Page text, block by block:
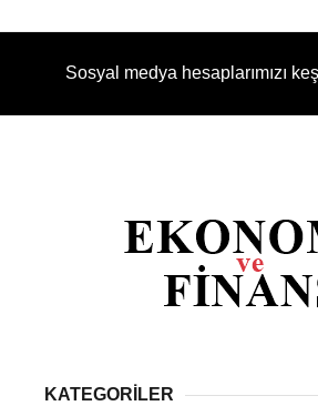
Sosyal medya hesaplarımızı
KATEGORİLER